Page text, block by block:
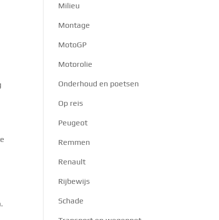
Milieu
Montage
MotoGP
Motorolie
Onderhoud en poetsen
Op reis
Peugeot
Remmen
Renault
Rijbewijs
Schade